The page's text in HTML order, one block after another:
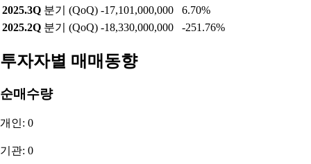
2025.3Q 분기 (QoQ) -17,101,000,000
6.70%
2025.2Q 분기 (QoQ) -18,330,000,000 -251.76%
투자자별 매매동향
순매수량
개인: 0
기관: 0